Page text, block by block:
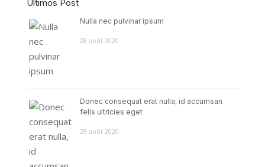
Últimos Post
Nulla nec pulvinar ipsum
28 août 2020
Donec consequat erat nulla, id accumsan
felis ultricies eget
28 août 2020